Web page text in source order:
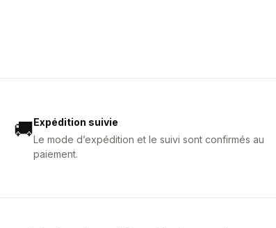
🚚Expédition suivie
Le mode d’expédition et le suivi sont confirmés au
paiement.